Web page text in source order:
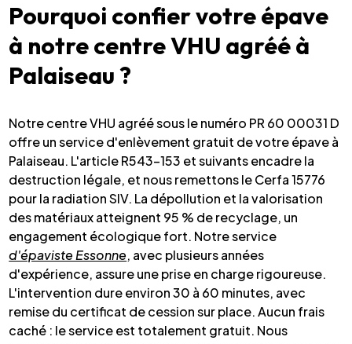
Pourquoi confier votre épave
à notre centre VHU agréé à
Palaiseau ?
Notre centre VHU agréé sous le numéro PR 60 00031 D
offre un service d'enlèvement gratuit de votre épave à
Palaiseau. L'article R543-153 et suivants encadre la
destruction légale, et nous remettons le Cerfa 15776
pour la radiation SIV. La dépollution et la valorisation
des matériaux atteignent 95 % de recyclage, un
engagement écologique fort. Notre service
d'épaviste Essonne, avec plusieurs années
d'expérience, assure une prise en charge rigoureuse.
L'intervention dure environ 30 à 60 minutes, avec
remise du certificat de cession sur place. Aucun frais
caché : le service est totalement gratuit. Nous